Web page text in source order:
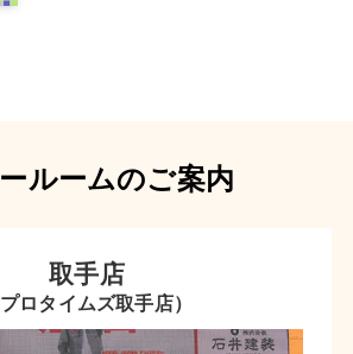
ルームのご案内
取手店
プロタイムズ取手店）